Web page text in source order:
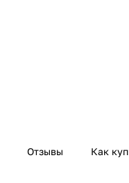
Отзывы Как